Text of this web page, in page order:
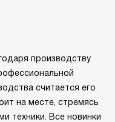
производству
считается его
на месте, стремясь
техники. Все новинки